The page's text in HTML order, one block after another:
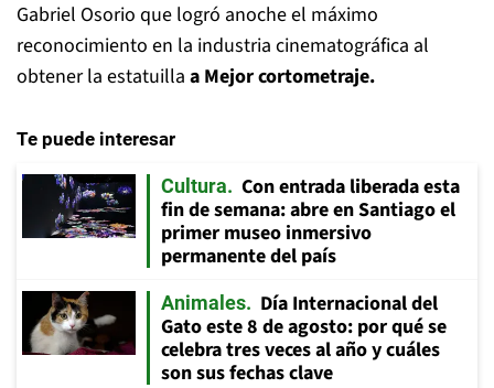
Gabriel Osorio que logró anoche el máximo
reconocimiento en la industria cinematográfica al
obtener la estatuilla a Mejor cortometraje.
Te puede interesar
Cultura
Con entrada liberada esta
fin de semana: abre en Santiago el
primer museo inmersivo
permanente del país
Animales
Día Internacional del
Gato este 8 de agosto: por qué se
celebra tres veces al año y cuáles
son sus fechas clave